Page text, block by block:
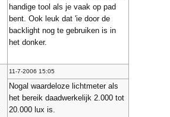
handige tool als je vaak op pad
bent. Ook leuk dat 'ie door de
backlight nog te gebruiken is in
het donker.
11-7-2006 15:05
Nogal waardeloze lichtmeter als
het bereik daadwerkelijk 2.000 tot
20.000 lux is.